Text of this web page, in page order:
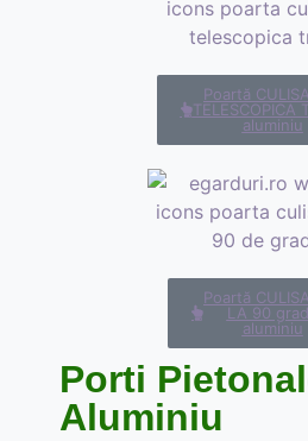
Poartă
TELESCOPICA
aluminiu
Poartă
LA 90
aluminiu
Porti
Aluminiu